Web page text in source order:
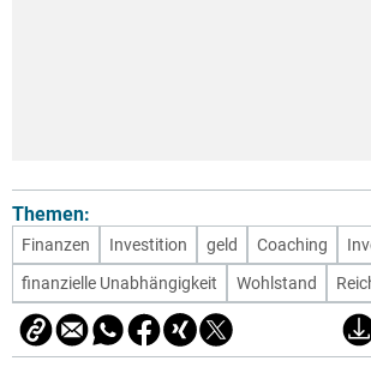
Themen:
Finanzen Investition geld Coaching
finanzielle Unabhängigkeit
Wohlstand